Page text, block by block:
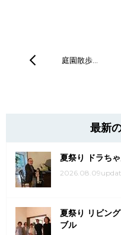
庭園散歩…
最新
夏祭り ドラち
夏祭り リビン
ブル